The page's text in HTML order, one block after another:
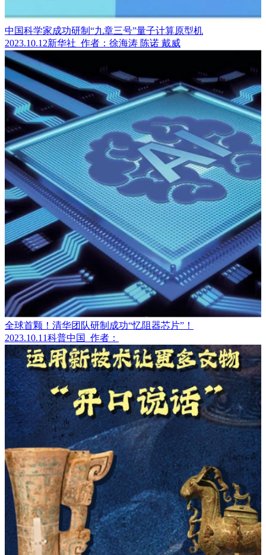
中国科学家成功研制“九章三号”量子计算原型机
2023.10.12新华社 作者：徐海涛 陈诺 戴威
全球首颗！清华团队研制成功“忆阻器芯片”！
2023.10.11科普中国 作者：